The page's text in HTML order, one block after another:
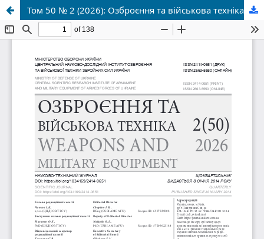
Том 50 № 2 (2026): Озброєння та військова техніка